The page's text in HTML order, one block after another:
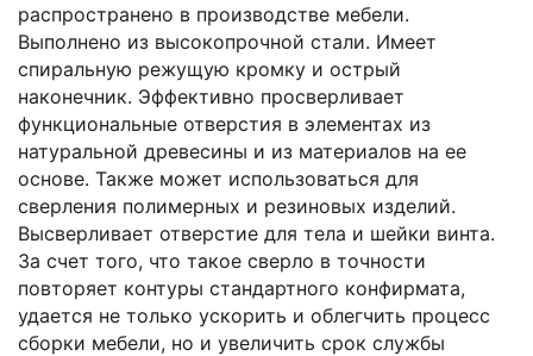
распространено в производстве мебели.
Выполнено из высокопрочной стали. Имеет
спиральную режущую кромку и острый
наконечник. Эффективно просверливает
функциональные отверстия в элементах из
натуральной древесины и из материалов на ее
основе. Также может использоваться для
сверления полимерных и резиновых изделий.
Высверливает отверстие для тела и шейки винта.
За счет того, что такое сверло в точности
повторяет контуры стандартного конфирмата,
удается не только ускорить и облегчить процесс
сборки мебели, но и увеличить срок службы